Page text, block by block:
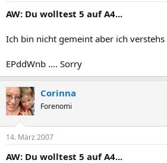
AW: Du wolltest 5 auf A4...
Ich bin nicht gemeint aber ich
EPddWnb .... Sorry
Corinna
Forenomi
14. März 2007
AW: Du wolltest 5 auf A4...